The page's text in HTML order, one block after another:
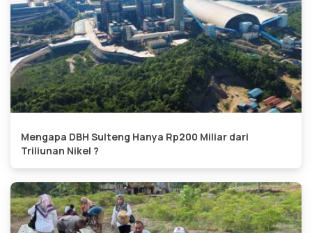
Mengapa DBH Sulteng Hanya Rp200 Miliar dari
Triliunan Nikel ?